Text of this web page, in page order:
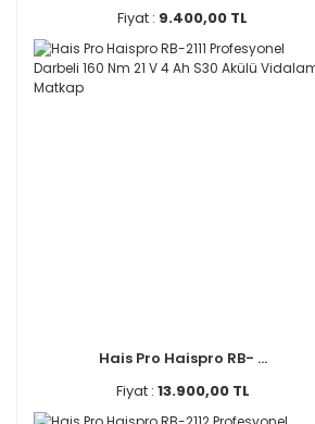
Fiyat : 9.400,00 TL
Hais Pro Haispro RB- ...
Fiyat : 13.900,00 TL